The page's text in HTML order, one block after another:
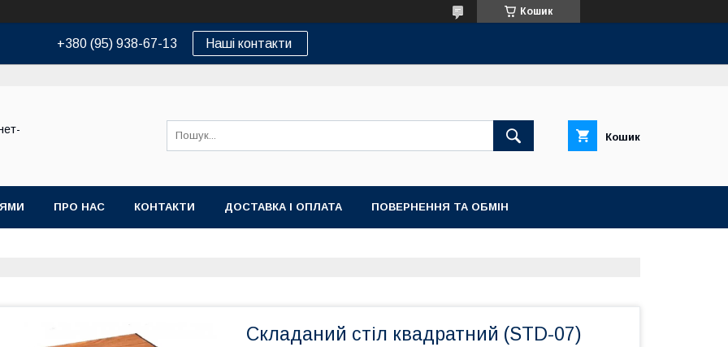
Кошик
+380 (95) 938-67-13 Наші контакти
Кошик
ПРО НАС КОНТАКТИ ДОСТАВКА І ОПЛАТА ПОВЕРНЕННЯ ТА ОБМІН
Складаний стіл квадратний (STD-07)